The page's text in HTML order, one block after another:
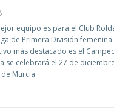
equipo es para el Club
de Primera División
más destacado es el
se celebrará el 27 de
Murcia